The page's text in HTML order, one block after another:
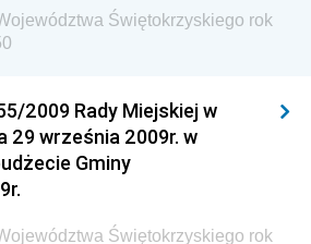
Ministra Środowiska i Głównego
Środowiska
Ministerstwa Kultury, Dziedzictwa
Ministra Finansów, Funduszy i
Świętokrzyskiego rok
2009 Rady Miejskiej w
29 września 2009r. w
Gminy
Świętokrzyskiego rok